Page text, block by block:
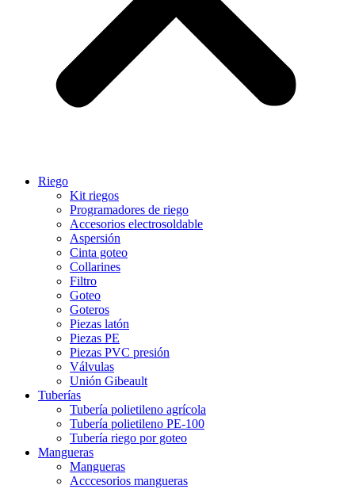
Riego
Kit riegos
Programadores de riego
Accesorios electrosoldable
Aspersión
Cinta goteo
Collarines
Filtro
Goteo
Goteros
Piezas latón
Piezas PE
Piezas PVC presión
Válvulas
Unión Gibeault
Tuberías
Tubería polietileno agrícola
Tubería polietileno PE-100
Tubería riego por goteo
Mangueras
Mangueras
Acccesorios mangueras